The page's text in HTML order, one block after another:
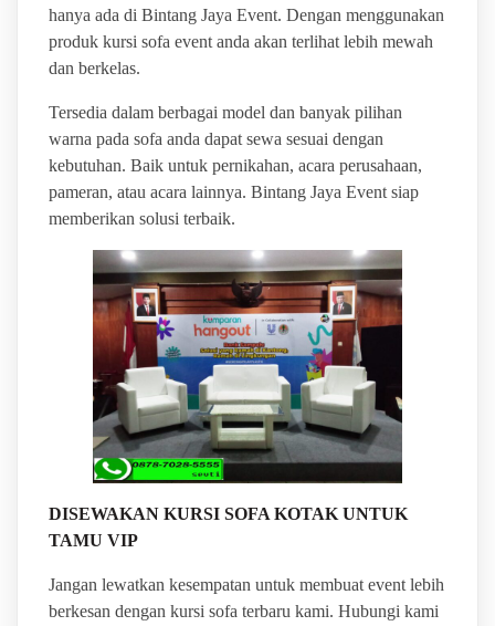
hanya ada di Bintang Jaya Event. Dengan menggunakan
produk kursi sofa event anda akan terlihat lebih mewah
dan berkelas.
Tersedia dalam berbagai model dan banyak pilihan
warna pada sofa anda dapat sewa sesuai dengan
kebutuhan. Baik untuk pernikahan, acara perusahaan,
pameran, atau acara lainnya. Bintang Jaya Event siap
memberikan solusi terbaik.
DISEWAKAN KURSI SOFA KOTAK UNTUK
TAMU VIP
Jangan lewatkan kesempatan untuk membuat event lebih
berkesan dengan kursi sofa terbaru kami. Hubungi kami